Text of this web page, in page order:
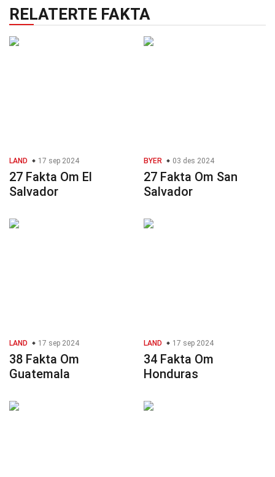
RELATERTE FAKTA
LAND 17 sep 2024
27 Fakta Om El
Salvador
BYER 03 des 2024
27 Fakta Om San
Salvador
LAND 17 sep 2024
38 Fakta Om
Guatemala
LAND 17 sep 2024
34 Fakta Om
Honduras